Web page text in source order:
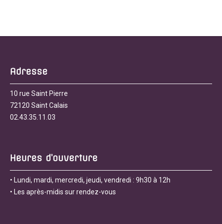
Adresse
10 rue Saint Pierre
72120 Saint Calais
02.43.35.11.03
Heures d’ouverture
• Lundi, mardi, mercredi, jeudi, vendredi : 9h30 à 12h
• Les après-midis sur rendez-vous